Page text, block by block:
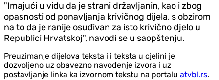
"Imajući u vidu da je strani državljanin, kao i zbog
opasnosti od ponavljanja krivičnog dijela, s obzirom
na to da je ranije osuđivan za isto krivično djelo u
Republici Hrvatskoj", navodi se u saopštenju.
Preuzimanje dijelova teksta ili teksta u cjelini je
dozvoljeno uz obavezno navođenje izvora i uz
postavljanje linka ka izvornom tekstu na portalu atvbl.rs.